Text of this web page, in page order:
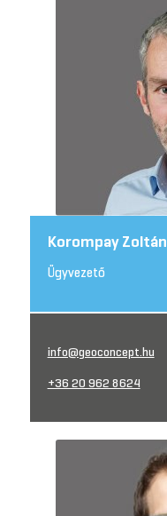
Korompay Zoltán
Ügyvezető
info@geoconcept.hu
+36 20 962 8624